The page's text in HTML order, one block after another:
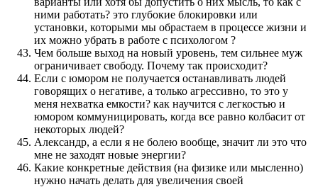
ними работать? это глубокие блокировки или
установки, которыми мы обрастаем в процессе жизни и
их можно убрать в работе с психологом ?
Чем больше выход на новый уровень, тем сильнее муж
ограничивает свободу. Почему так происходит?
Если с юмором не получается останавливать людей
говорящих о негативе, а только агрессивно, то это у
меня нехватка емкости? как научится с легкостью и
юмором коммуницировать, когда все равно колбасит от
некоторых людей?
Александр, а если я не болею вообще, значит ли это что
мне не заходят новые энергии?
Какие конкретные действия (на физике или мысленно)
нужно начать делать для увеличения своей